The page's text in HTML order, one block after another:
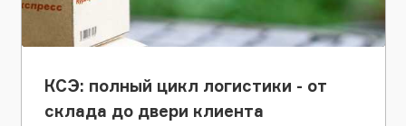
КСЭ: полный цикл логистики - от
склада до двери клиента